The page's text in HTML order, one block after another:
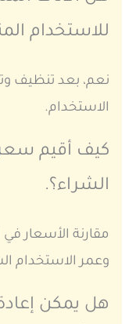
للاستخدام
نعم، بعد تنظيف
الاستخدام.
كيف أقيم
الشراء؟.
مقارنة الأسعار في
وعمر الاستخدام
هل يمكن